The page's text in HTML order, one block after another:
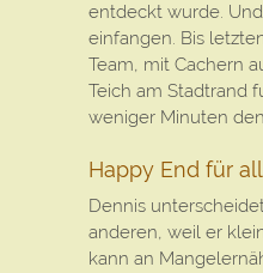
entdeckt wurde.
einfangen. Bis
Team, mit Cachern
Teich am Stadtrand
weniger Minuten
Happy End für
Dennis
anderen, weil er
kann an